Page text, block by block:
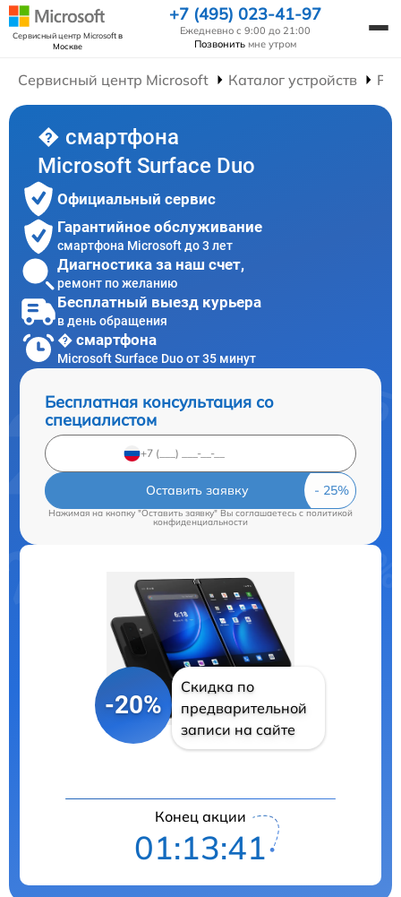
Сервисный центр Microsoftв
Москве
+7 (495) 023-41-97
Ежедневно с 9:00 до 21:00
Позвонить мне утром
Сервисный центр Microsoft Каталог устройств
� смартфона
Microsoft Surface Duo
Официальный сервис
Гарантийное обслуживание
смартфона Microsoft до 3 лет
Диагностика за наш счет,
ремонт по желанию
Бесплатный выезд курьера
в день обращения
� смартфона
Microsoft Surface Duo от 35 минут
Бесплатная консультация со
специалистом
Оставить заявку
Нажимая на кнопку "Оставить заявку" Вы соглашаетесь cполитикой
конфиденциальности
-20%
Скидка по
предварительной
записи на сайте
Конец акции
01:13:40